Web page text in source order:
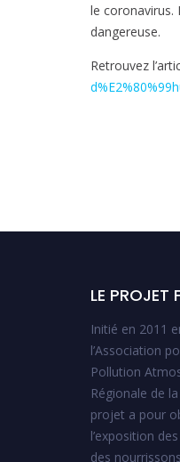
le coronavirus.
dangereuse.
Retrouvez
LE PROJET
Initié en 2011
l’Association
Pollution
Régionale de
projet a pour
l’exposition
des